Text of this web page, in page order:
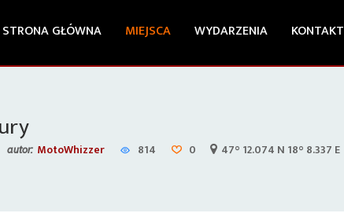
STRONA GŁÓWNA MIEJSCA WYDARZENIA KONTAKT
autor: MotoWhizzer 814 0 47° 12.074 N 18° 8.337 E